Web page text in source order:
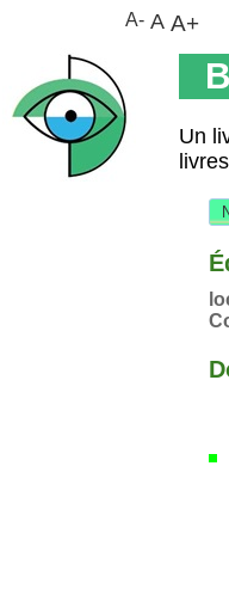
Un
A- A A+